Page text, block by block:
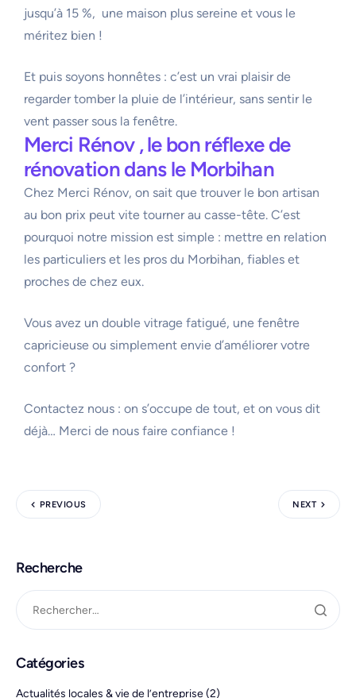
jusqu’à 15 %, une maison plus sereine et vous le
méritez bien !
Et puis soyons honnêtes : c’est un vrai plaisir de
regarder tomber la pluie de l’intérieur, sans sentir le
vent passer sous la fenêtre.
Merci Rénov , le bon réflexe de
rénovation dans le Morbihan
Chez Merci Rénov, on sait que trouver le bon artisan
au bon prix peut vite tourner au casse-tête. C’est
pourquoi notre mission est simple : mettre en relation
les particuliers et les pros du Morbihan, fiables et
proches de chez eux.
Vous avez un double vitrage fatigué, une fenêtre
capricieuse ou simplement envie d’améliorer votre
confort ?
Contactez nous : on s’occupe de tout, et on vous dit
déjà… Merci de nous faire confiance !
PREVIOUS NEXT
Recherche
Catégories
Actualités locales & vie de l’entreprise(2)